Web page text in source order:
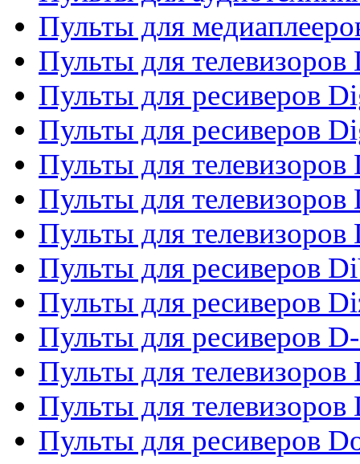
Пульты для
Пульты для телевизоров
Пульты для ресиверов
Пульты для ресиверов
Пульты для
Пульты для
Пульты для телевизоров
Пульты для ресиверов
Пульты для ресиверов
Пульты для ресиверов
Пульты для телевизоров
Пульты для
Пульты для ресиверов